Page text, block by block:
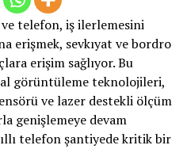
telefon, iş ilerlemesini
erişmek, sevkıyat ve bordro
erişim sağlıyor. Bu
görüntüleme teknolojileri,
ve lazer destekli ölçüm
genişlemeye devam
telefon şantiyede kritik bir